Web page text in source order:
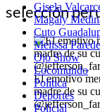
Gisela
Magaly
Cuto
Melissa
Ojo Show
Locomundo
Política
Deportes
Policial
selección
El emotivo
madre de su